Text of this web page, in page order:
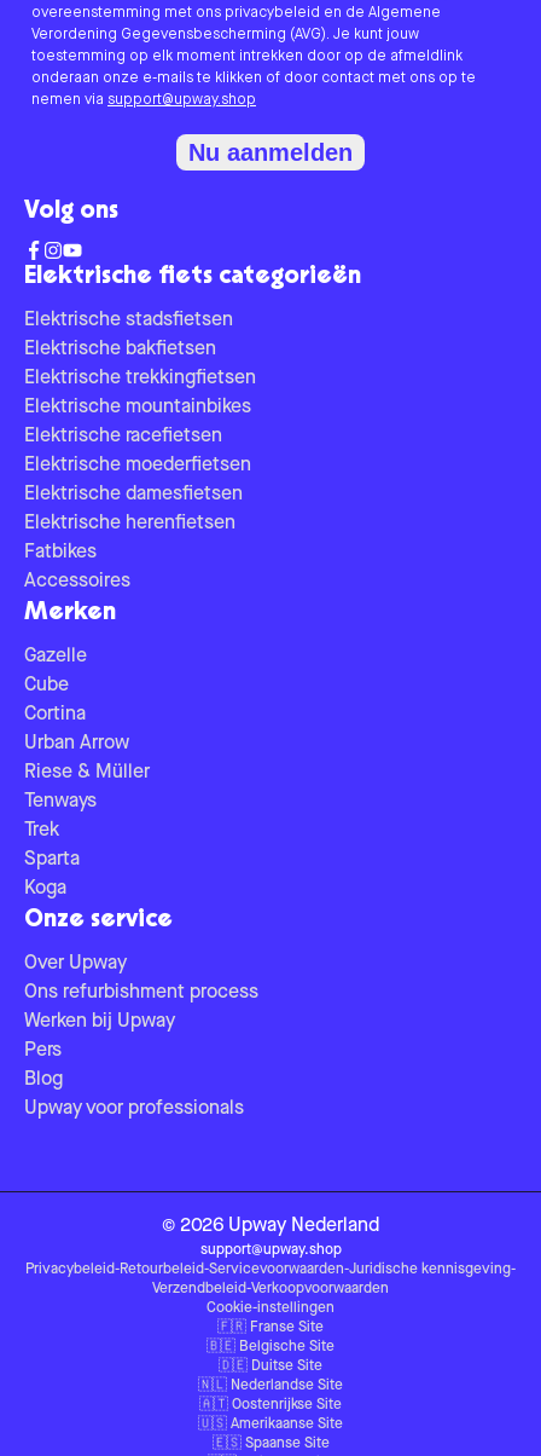
Elektrische fiets categorieën
Elektrische stadsfietsen
Elektrische bakfietsen
Elektrische trekkingfietsen
Elektrische mountainbikes
Elektrische racefietsen
Elektrische moederfietsen
Elektrische damesfietsen
Elektrische herenfietsen
Fatbikes
Accessoires
Merken
Gazelle
Cube
Cortina
Urban Arrow
Riese & Müller
Tenways
Trek
Sparta
Koga
Onze service
Over Upway
Ons refurbishment process
Werken bij Upway
Pers
Blog
Upway voor professionals
overeenstemming met ons privacybeleid en de Algemene
Verordening Gegevensbescherming (AVG). Je kunt jouw
toestemming op elk moment intrekken door op de afmeldlink
onderaan onze e-mails te klikken of door contact met ons op te
nemen via support@upway.shop
Nu aanmelden
Volg ons
© 2026 Upway Nederland
support@upway.shop
Privacybeleid-Retourbeleid-Servicevoorwaarden-Juridische kennisgeving-
Verzendbeleid-Verkoopvoorwaarden
Cookie-instellingen
🇫🇷 Franse Site
🇧🇪 Belgische Site
🇩🇪 Duitse Site
🇳🇱 Nederlandse Site
🇦🇹 Oostenrijkse Site
🇺🇸 Amerikaanse Site
🇪🇸 Spaanse Site